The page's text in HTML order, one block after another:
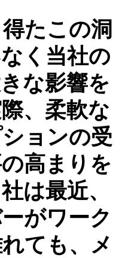
たこの洞
く当社の
な影響を
、柔軟な
ョンの受
高まりを
は最近、
がワーク
ても、メ